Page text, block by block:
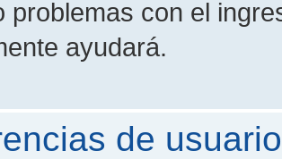
problemas con el
ayudará.
de